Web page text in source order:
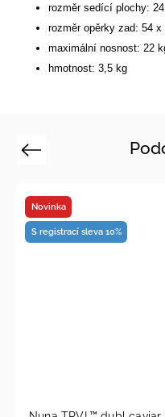
rozměr sedící plochy:
rozměr opěrky zad: 54 x
maximální nosnost: 22
hmotnost: 3,5 kg
Previous